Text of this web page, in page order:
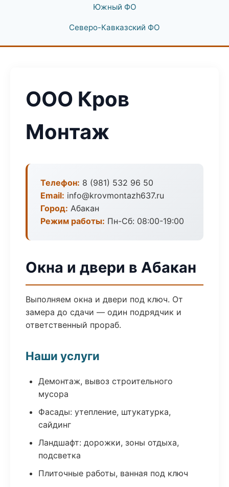
Южный ФО
Северо-Кавказский ФО
ООО Кров
Монтаж
Телефон: 8 (981) 532 96 50
Email: info@krovmontazh637.ru
Город: Абакан
Режим работы: Пн-Сб: 08:00-19:00
Окна и двери в Абакан
Выполняем окна и двери под ключ. От
замера до сдачи — один подрядчик и
ответственный прораб.
Наши услуги
Демонтаж, вывоз строительного
мусора
Фасады: утепление, штукатурка,
сайдинг
Ландшафт: дорожки, зоны отдыха,
подсветка
Плиточные работы, ванная под ключ